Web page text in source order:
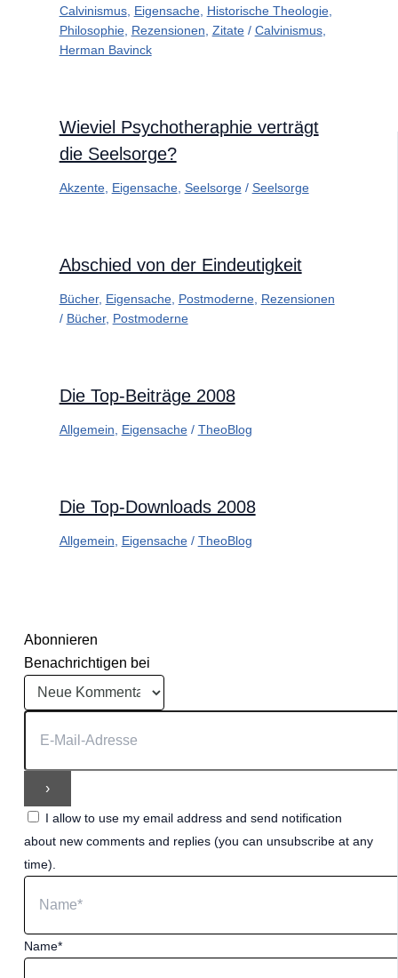
Calvinismus, Eigensache, Historische Theologie,
Philosophie, Rezensionen Zitate/ Calvinismus,
Herman Bavinck
Wieviel Psychotheraphie verträgt
die Seelsorge?
Akzente, Eigensache, Seelsorge/ Seelsorge
Abschied von der Eindeutigkeit
Bücher, Eigensache, Postmoderne, Rezensionen
/ Bücher, Postmoderne
Die Top-Beiträge 2008
Allgemein Eigensache/ TheoBlog
Die Top-Downloads 2008
Allgemein Eigensache/ TheoBlog
Abonnieren
Benachrichtigen bei
I allow to use my email address and send notification
about new comments and replies (you can unsubscribe at any
time).
Name*